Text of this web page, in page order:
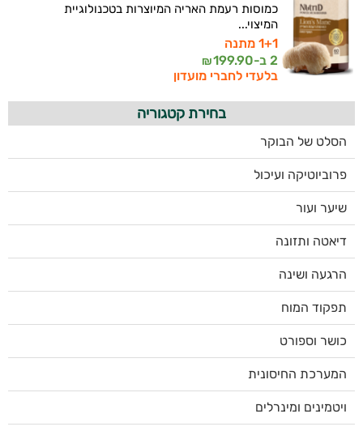
כמוסות רעמת האריה המיוצרות בטכנולוגיית
המיצוי...
1+1 מתנה
2 ב-
199.90
₪
בלעדי לחברי מועדון
בחירת קטגוריה
הסלט של הבוקר
פרוביוטיקה ועיכול
שיער ועור
דיאטה ותזונה
הרגעה ושינה
תפקוד המוח
כושר וספורט
המערכת החיסונית
ויטמינים ומינרלים